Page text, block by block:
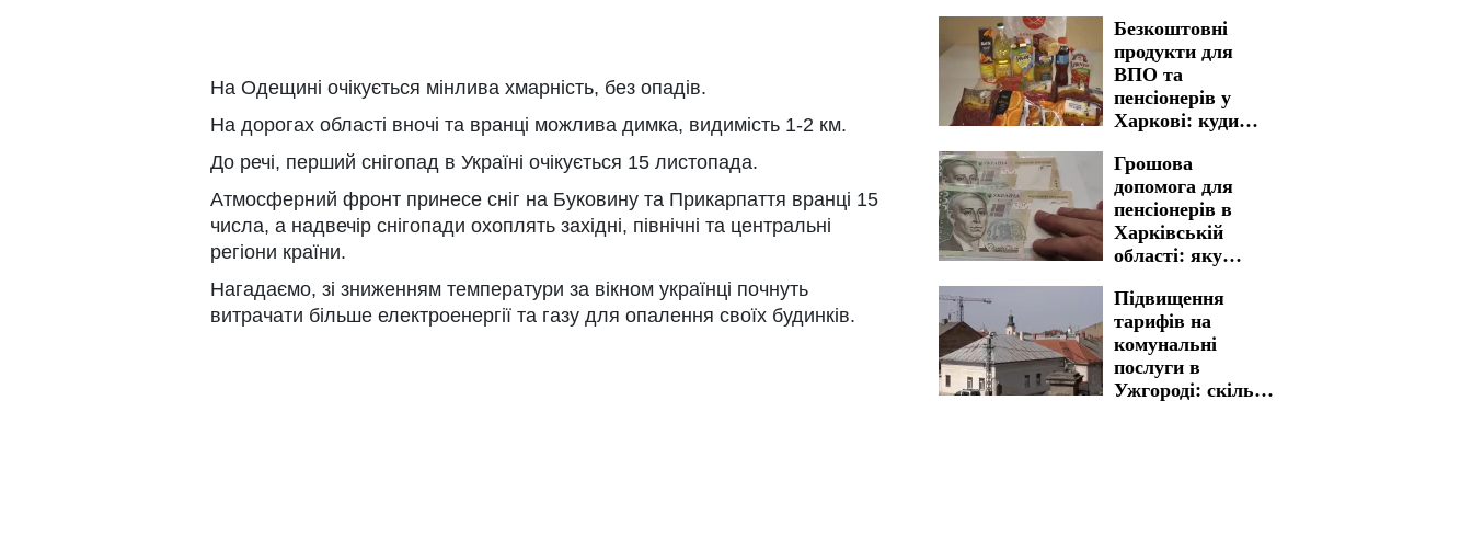
На Одещині очікується мінлива хмарність, без опадів.
На дорогах області вночі та вранці можлива димка, видимість 1-2 км.
До речі, перший снігопад в Україні очікується 15 листопада.
Атмосферний фронт принесе сніг на Буковину та Прикарпаття вранці 15
числа, а надвечір снігопади охоплять західні, північні та центральні
регіони країни.
Нагадаємо, зі зниженням температури за вікном українці почнуть
витрачати більше електроенергії та газу для опалення своїх будинків.
світла у
Кіровоградській
області на 7
серпня
Безкоштовні
продукти для
ВПО та
пенсіонерів у
Харкові: куди
отримання
життєво важливої
допомоги
Грошова
допомога для
пенсіонерів в
Харківській
області: яку
необхідно пройти
для отримання
виплат
Підвищення
тарифів на
комунальні
послуги в
Ужгороді: скільки